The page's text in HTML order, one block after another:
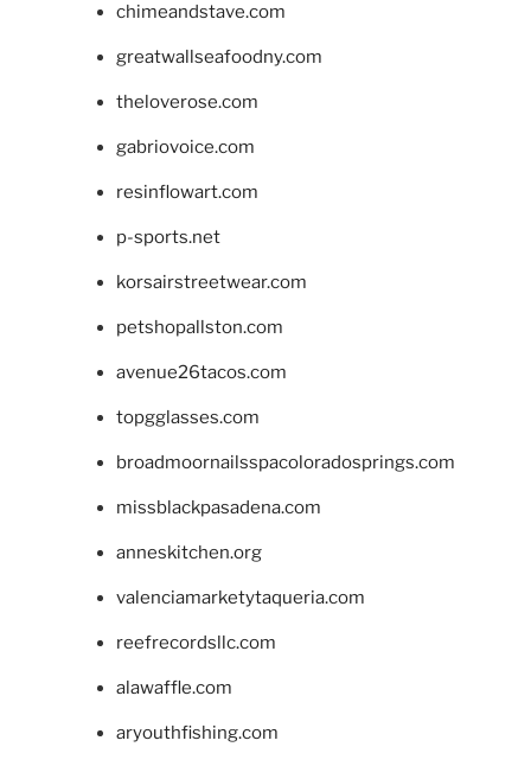
chimeandstave.com
greatwallseafoodny.com
theloverose.com
gabriovoice.com
resinflowart.com
p-sports.net
korsairstreetwear.com
petshopallston.com
avenue26tacos.com
topgglasses.com
broadmoornailsspacoloradosprings.com
missblackpasadena.com
anneskitchen.org
valenciamarketytaqueria.com
reefrecordsllc.com
alawaffle.com
aryouthfishing.com